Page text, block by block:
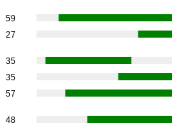
59
27
35
35
57
48